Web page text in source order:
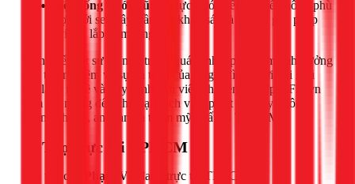
Hệ thống nước cũ:
Áp lực nước yếu có thể không phù
hợp với sen cây, cần thợ khảo sát và tư vấn giải pháp
(ví dụ: lắp bơm tăng áp).
Đừng để một sự cố nhỏ trong quá trình lắp đặt làm ảnh hưởng
đến trải nghiệm và sự an toàn của cả gia đình. Với đội ngũ
thợ lành nghề và quy trình làm việc chuyên nghiệp, 1Fix.vn
cam kết mang đến cho bạn dịch vụ lắp đặt sen cây vuông
nhanh chóng, an toàn và thẩm mỹ nhất tại TPHCM.
📍 Thợ trực tại TPHCM
Đội thợ của Phạm Vũ
đang trực tại TPHCM.